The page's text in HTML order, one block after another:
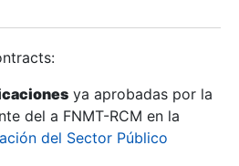
ya aprobadas por la
del a FNMT-RCM en la
del Sector Público